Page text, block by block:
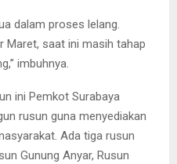
dalam proses lelang.
Maret, saat ini masih tahap
imbuhnya.
ini Pemkot Surabaya
rusun guna menyediakan
Ada tiga rusun
Gunung Anyar, Rusun